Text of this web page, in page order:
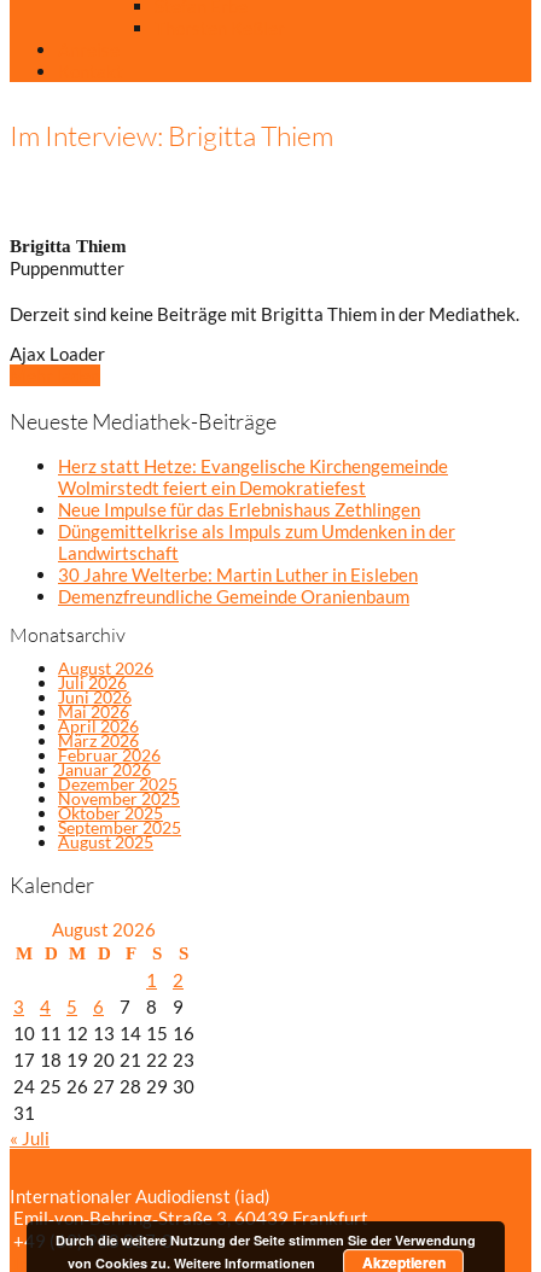
Im Interview: Brigitta Thiem
Brigitta Thiem
Puppenmutter
Derzeit sind keine Beiträge mit Brigitta Thiem in der Mediathek.
Ajax Loader
Neueste Mediathek-Beiträge
Herz statt Hetze: Evangelische Kirchengemeinde
Wolmirstedt feiert ein Demokratiefest
Neue Impulse für das Erlebnishaus Zethlingen
Düngemittelkrise als Impuls zum Umdenken in der
Landwirtschaft
30 Jahre Welterbe: Martin Luther in Eisleben
Demenzfreundliche Gemeinde Oranienbaum
Monatsarchiv
August 2026
Juli 2026
Juni 2026
Mai 2026
April 2026
März 2026
Februar 2026
Januar 2026
Dezember 2025
November 2025
Oktober 2025
September 2025
August 2025
Kalender
August 2026
M D M D F S S
1
2
3
4 5 6 7 8
9
10 11 12 13 14 15 16
17 18 19 20 21 22 23
24 25 26 27 28 29 30
31
« Juli
Internationaler Audiodienst (iad)
Emil‑von‑Behring‑Straße 3, 60439 Frankfurt
+49 (69) 958 037‑0Bildnachweise
Impressum/Datenschutzerklärung
Durch die weitere Nutzung der Seite stimmen Sie der Verwendung
von Cookies zu.Weitere Informationen Akzeptieren